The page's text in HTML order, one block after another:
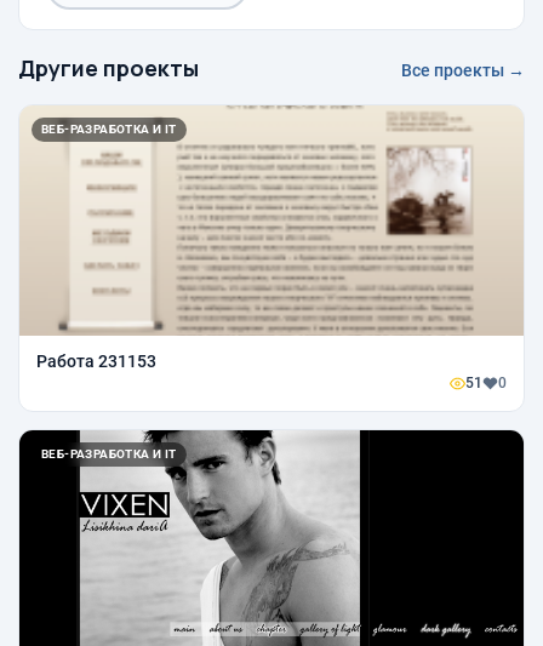
Другие проекты Все проекты →
ВЕБ-РАЗРАБОТКА И IT
Работа 231153
51 0
ВЕБ-РАЗРАБОТКА И IT